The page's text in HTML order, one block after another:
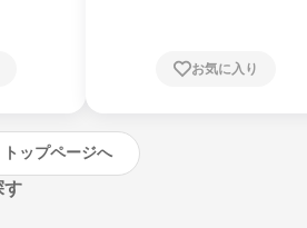
鹿児島県、
お気に入り
トップページへ
す